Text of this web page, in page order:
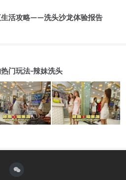
生活攻略——洗头沙龙体验报告
门玩法-辣妹洗头